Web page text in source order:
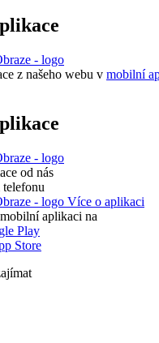
z našeho webu v mobilní
od nás
telefonu
Více o aplikaci
aplikaci na